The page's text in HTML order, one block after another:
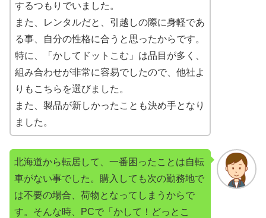
するつもりでいました。
また、レンタルだと、引越しの際に身軽であ
る事、自分の性格に合うと思ったからです。
特に、「かしてドットこむ」は品目が多く、
組み合わせが非常に容易でしたので、他社よ
りもこちらを選びました。
また、製品が新しかったことも決め手となり
ました。
北海道から転居して、一番困ったことは自転
車がない事でした。購入しても次の勤務地で
は不要の場合、荷物となってしまうからで
す。そんな時、PCで「かして！どっとこ